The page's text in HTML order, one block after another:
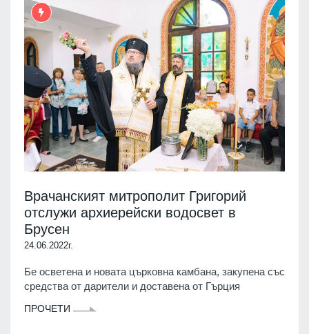
Врачанският митрополит Григорий
отслужи архиерейски водосвет в
Брусен
24.06.2022г.
Бе осветена и новата църковна камбана, закупена със
средства от дарители и доставена от Гърция
ПРОЧЕТИ